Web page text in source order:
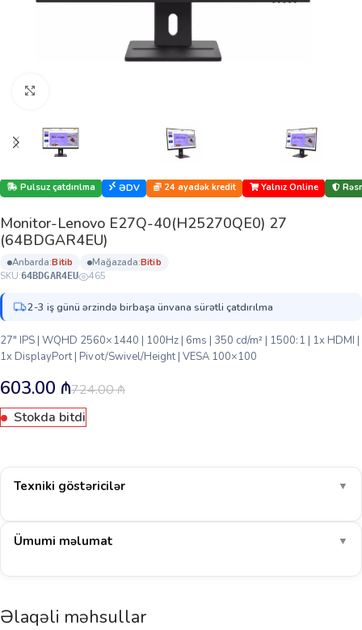
Pulsuz çatdırılma ƏDV 24 ayadək kredit Yalnız Online
Monitor-Lenovo E27Q-40(H25270QE0) 27
(64BDGAR4EU)
anbarda: bi̇ti̇b mağazada: bi̇ti̇b
SKU:64BDGAR4EU 465
2-3 iş günü ərzində birbaşa ünvana sürətli çatdırılma
27″ IPS | WQHD 2560×1440 | 100Hz | 6ms | 350 cd/m² | 1500:1 | 1x HDMI |
1x DisplayPort | Pivot/Swivel/Height | VESA 100×100
724.00₼
603.00 ₼
Stokda bitdi
Texniki göstəricilər ▼
Ümumi məlumat ▼
Əlaqəli məhsullar